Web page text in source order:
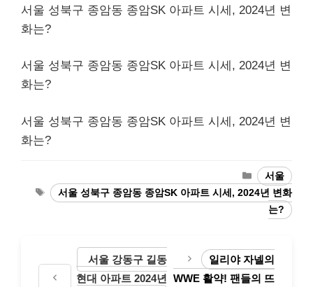
서울 성북구 종암동 종암SK 아파트 시세, 2024년 변
화는?
서울 성북구 종암동 종암SK 아파트 시세, 2024년 변
화는?
서울 성북구 종암동 종암SK 아파트 시세, 2024년 변
화는?
Categories
서울
Tags
서울 성북구 종암동 종암SK 아파트 시세, 2024년 변화
는?
서울 강동구 길동
현대 아파트 2024년
일리야 자넬의
WWE 활약! 팬들의 뜨